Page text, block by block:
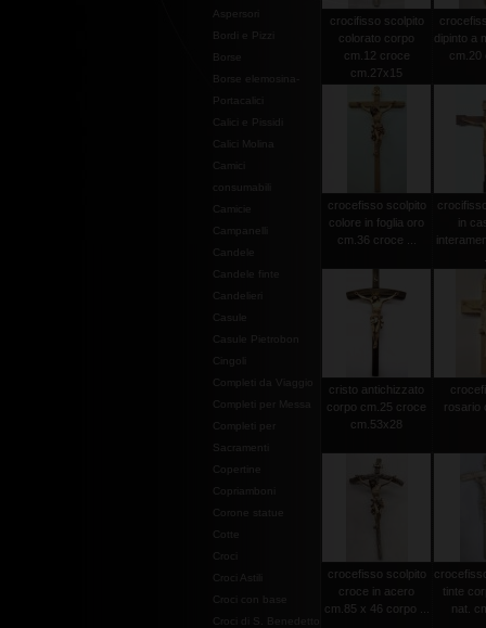
Aspersori
Bordi e Pizzi
Borse
Borse elemosina-
Portacalici
Calici e Pissidi
Calici Molina
Campanelli
Candele
Candele finte
Candelieri
Casule
Casule Pietrobon
Cingoli
Completi da Viaggio
Completi per Messa
Completi per
Sacramenti
Copertine
Copriamboni
Corone statue
Cotte
Croci
Croci Astili
Croci con base
Croci di S. Benedetto
crocifisso scolpito
colorato corpo
cm.12 croce
cm.27x15
dipinto a
cm.20
crocefisso scolpito
colore in foglia oro
cm.36 croce ...
in
cristo antichizzato
corpo cm.25 croce
cm.53x28
rosario
crocefisso scolpito
croce in acero
cm.85 x 46 corpo ...
tinte
nat.